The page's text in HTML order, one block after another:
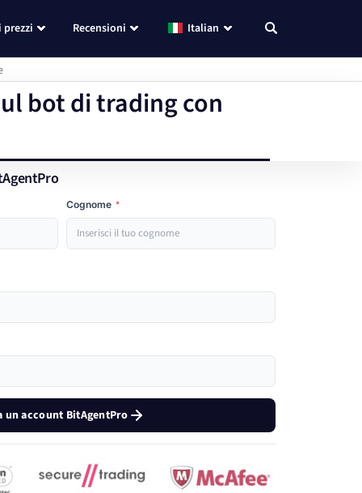
prezzi Recensioni Italian
bot di trading con
Cognome *
un account BitAgentPro